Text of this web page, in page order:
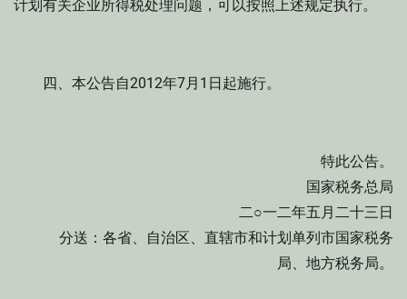
计划有关企业所得税处理问题，可以按照上述规定执行。
四、本公告自2012年7月1日起施行。
特此公告。
国家税务总局
二○一二年五月二十三日
分送：各省、自治区、直辖市和计划单列市国家税务
局、地方税务局。